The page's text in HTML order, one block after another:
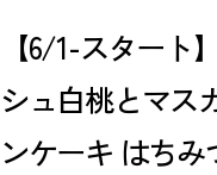
【6/1-スタート
シュ白桃とマス
ンケーキ はち